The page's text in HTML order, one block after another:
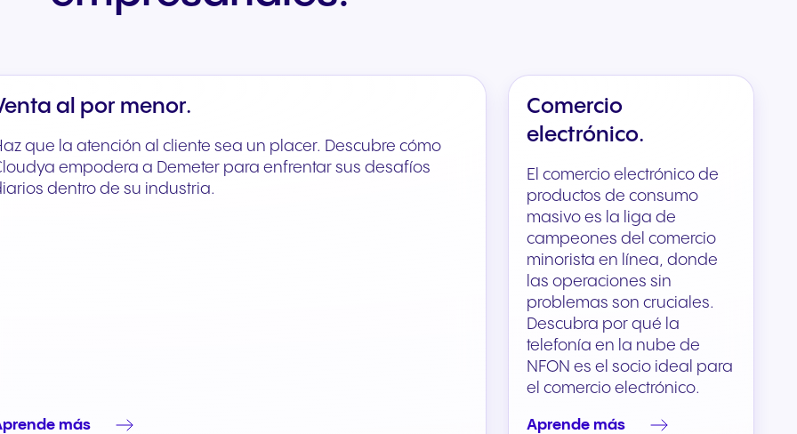
al por menor.
que la atención al cliente sea un placer. Descubre cómo
empodera a Demeter para enfrentar sus desafíos
dentro de su industria.
más
Comercio
electrónico.
El comercio electrónico de
productos de consumo
masivo es la liga de
campeones del comercio
minorista en línea, donde
las operaciones sin
problemas son cruciales.
Descubra por qué la
telefonía en la nube de
NFON es el socio ideal para
el comercio electrónico.
Aprende más